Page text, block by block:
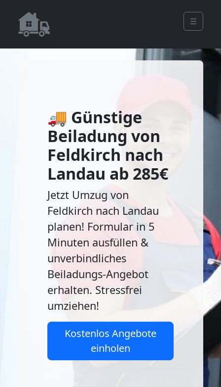
☰
🚚 Günstige
Beiladung von
Feldkirch nach
Landau ab 285€
Jetzt Umzug von
Feldkirch nach Landau
planen! Formular in 5
Minuten ausfüllen &
unverbindliches
Beiladungs-Angebot
erhalten. Stressfrei
umziehen!
Kostenlos Angebote
einholen